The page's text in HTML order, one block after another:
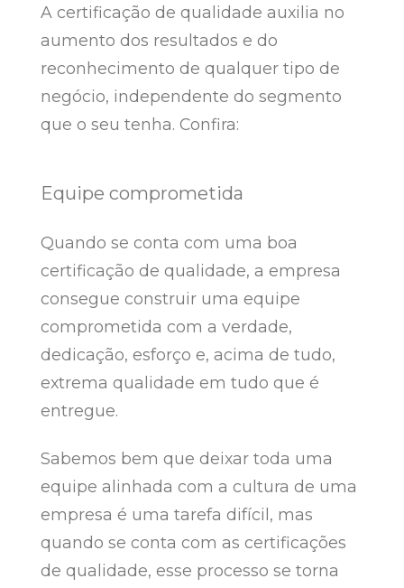
A certificação de qualidade auxilia no
aumento dos resultados e do
reconhecimento de qualquer tipo de
negócio, independente do segmento
que o seu tenha. Confira:
Equipe comprometida
Quando se conta com uma boa
certificação de qualidade, a empresa
consegue construir uma equipe
comprometida com a verdade,
dedicação, esforço e, acima de tudo,
extrema qualidade em tudo que é
entregue.
Sabemos bem que deixar toda uma
equipe alinhada com a cultura de uma
empresa é uma tarefa difícil, mas
quando se conta com as certificações
de qualidade, esse processo se torna